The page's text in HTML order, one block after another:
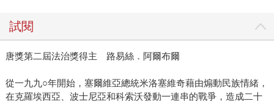
試閱
唐獎第二屆法治獎得主 路易絲．阿爾布爾
從一九九○年開始，塞爾維亞總統米洛塞維奇藉由煽動民族情緒，
在克羅埃西亞、波士尼亞和科索沃發動一連串的戰爭，造成二十